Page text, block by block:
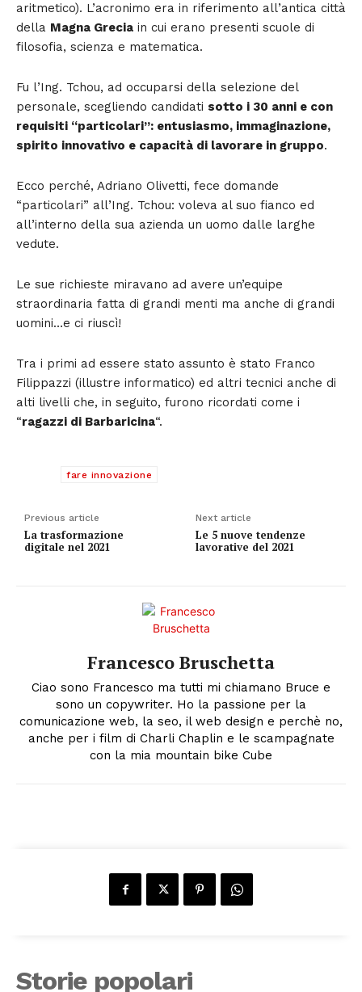
aritmetico). L’acronimo era in riferimento all’antica città
della Magna Grecia in cui erano presenti scuole di
filosofia, scienza e matematica.
Fu l’Ing. Tchou, ad occuparsi della selezione del
personale, scegliendo candidati sotto i 30 anni e con
requisiti “particolari”: entusiasmo, immaginazione,
spirito innovativo e capacità di lavorare in gruppo.
Ecco perché, Adriano Olivetti, fece domande
“particolari” all’Ing. Tchou: voleva al suo fianco ed
all’interno della sua azienda un uomo dalle larghe
vedute.
Le sue richieste miravano ad avere un’equipe
straordinaria fatta di grandi menti ma anche di grandi
uomini…e ci riuscì!
Tra i primi ad essere stato assunto è stato Franco
Filippazzi (illustre informatico) ed altri tecnici anche di
alti livelli che, in seguito, furono ricordati come i
“ragazzi di Barbaricina“.
fare innovazione
Previous article
La trasformazione
digitale nel 2021
Next article
Le 5 nuove tendenze
lavorative del 2021
Francesco Bruschetta
Ciao sono Francesco ma tutti mi chiamano Bruce e
sono un copywriter. Ho la passione per la
comunicazione web, la seo, il web design e perchè no,
anche per i film di Charli Chaplin e le scampagnate
con la mia mountain bike Cube
Storie popolari